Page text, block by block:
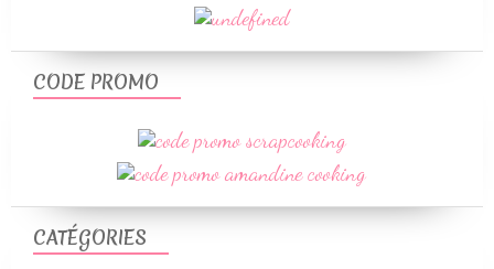
CATÉGORIES
CODE PROMO